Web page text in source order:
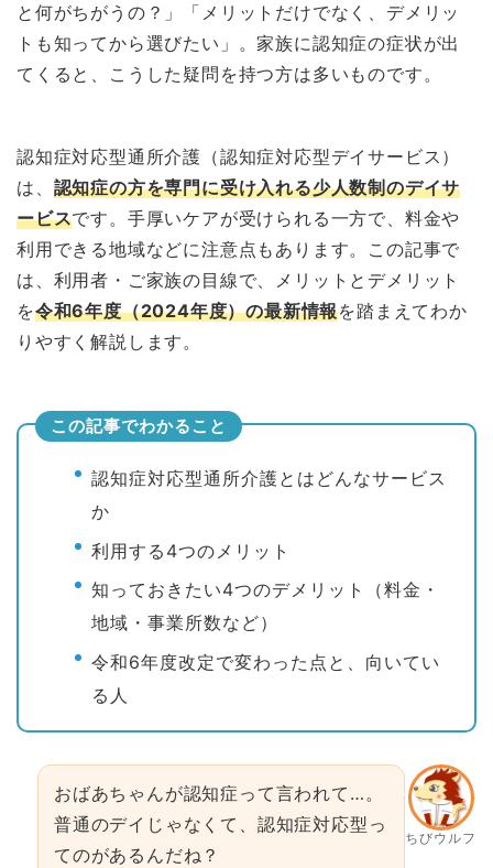
と何がちがうの？」「メリットだけでなく、デメリッ
トも知ってから選びたい」。家族に認知症の症状が出
てくると、こうした疑問を持つ方は多いものです。
認知症対応型通所介護（認知症対応型デイサービス）
は、 認知症の方を専門に受け入れる少人数制のデイサ
ービスです。手厚いケアが受けられる一方で、料金や
利用できる地域などに注意点もあります。この記事で
は、利用者・ご家族の目線で、メリットとデメリット
を令和6年度（2024年度）の最新情報を踏まえてわか
りやすく解説します。
この記事でわかること
認知症対応型通所介護とはどんなサービス
か
利用する4つのメリット
知っておきたい4つのデメリット（料金・
地域・事業所数など）
令和6年度改定で変わった点と、向いてい
る人
ちびウルフ
おばあちゃんが認知症って言われて…。
普通のデイじゃなくて、認知症対応型っ
てのがあるんだね？